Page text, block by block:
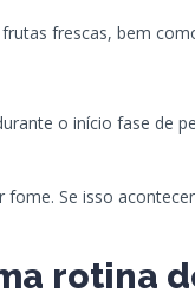
frescas, bem
o início fase de
Se isso
rotina